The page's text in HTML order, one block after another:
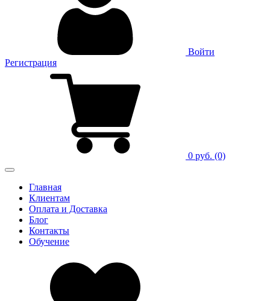
Войти
Регистрация
0 руб. (0)
Главная
Клиентам
Оплата и Доставка
Блог
Контакты
Обучение